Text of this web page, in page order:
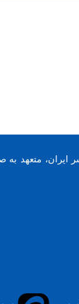
شیرآلات نی‌دار و پدالی، با